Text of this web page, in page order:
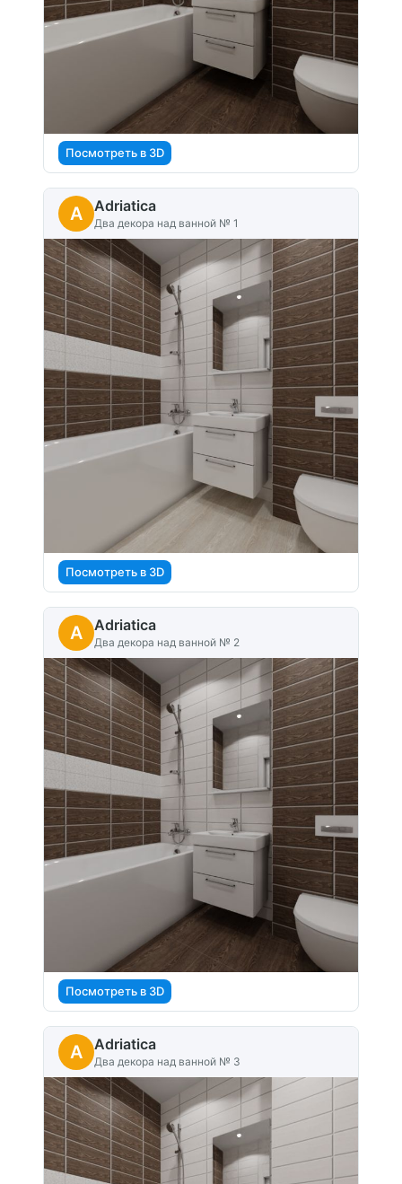
Посмотреть в 3D
A Adriatica
Два декора над ванной № 1
Посмотреть в 3D
A Adriatica
Два декора над ванной № 2
Посмотреть в 3D
A Adriatica
Два декора над ванной № 3